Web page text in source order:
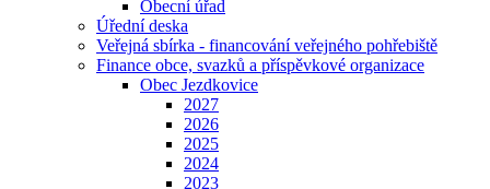
Obecní úřad
Úřední deska
Veřejná sbírka - financování veřejného pohřebiště
Finance obce, svazků a příspěvkové organizace
Obec Jezdkovice
2027
2026
2025
2024
2023